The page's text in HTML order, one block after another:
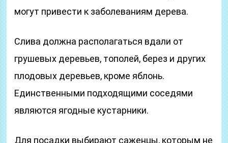
могут привести к заболеваниям дерева.
Слива должна располагаться вдали от
грушевых деревьев, тополей, берез и других
плодовых деревьев, кроме яблонь.
Единственными подходящими соседями
являются ягодные кустарники.
Для посадки выбирают саженцы, которым не